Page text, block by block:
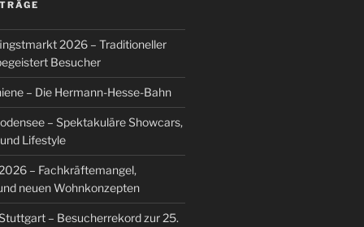
2026 – Traditioneller
Besucher
– Die Hermann-Hesse-Bahn
– Spektakuläre Showcars,
Lifestyle
– Fachkräftemangel,
neuen Wohnkonzepten
– Besucherrekord zur 25.